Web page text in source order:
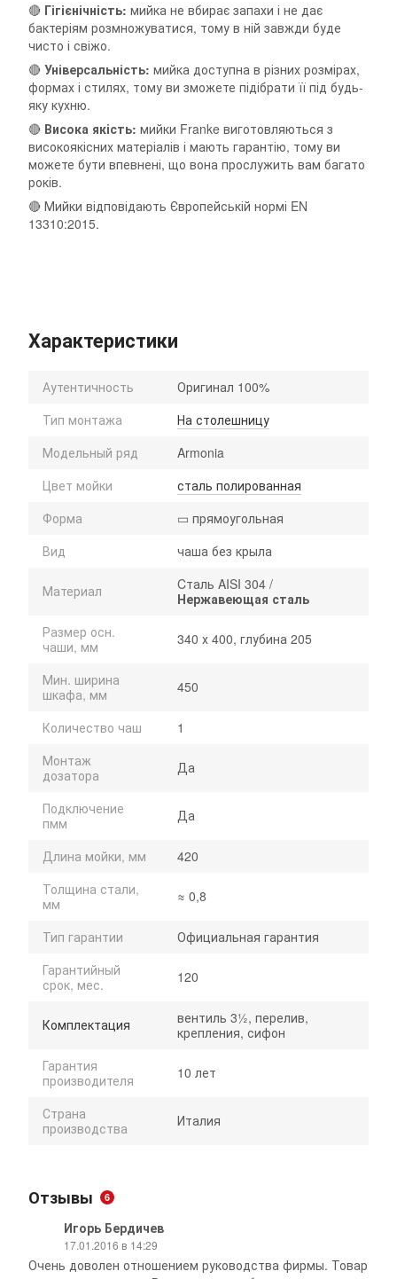
🔴 Гігієнічність: мийка не вбирає запахи і не дає
бактеріям розмножуватися, тому в ній завжди буде
чисто і свіжо.
🔴 Універсальність: мийка доступна в різних розмірах,
формах і стилях, тому ви зможете підібрати її під будь-
яку кухню.
🔴 Висока якість: мийки Franke виготовляються з
високоякісних матеріалів і мають гарантію, тому ви
можете бути впевнені, що вона прослужить вам багато
років.
🔴 Мийки відповідають Європейській нормі EN
13310:2015.
Характеристики
Аутентичность
Оригинал 100%
Тип монтажа
На столешницу
Модельный ряд
Armonia
Цвет мойки
сталь полированная
Форма
▭ прямоугольная
Вид
чаша без крыла
Материал
Cталь AISI 304 /
Нержавеющая сталь
Размер осн.
чаши, мм
340 х 400, глубина 205
Мин. ширина
шкафа, мм
450
Количество чаш
1
Монтаж
дозатора
Да
Подключение
пмм
Да
Длина мойки, мм
420
Толщина стали,
мм
≈ 0,8
Тип гарантии
Официальная гарантия
Гарантийный
срок, мес.
120
Комплектация
вентиль 3½, перелив,
крепления, сифон
Гарантия
производителя
10 лет
Страна
производства
Италия
Отзывы 6
Игорь Бердичев
17.01.2016 в 14:29
Очень доволен отношением руководства фирмы. Товар